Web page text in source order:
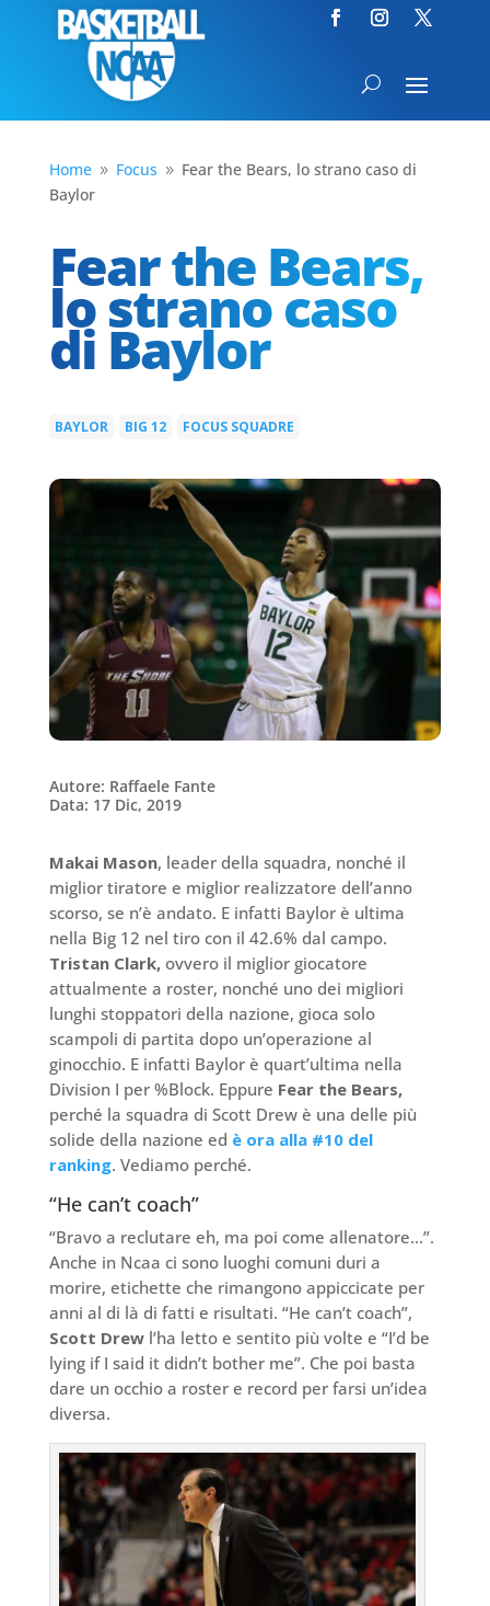
Home 9 Focus 9 Fear the Bears, lo strano caso di
Baylor
Fear the Bears,
lo strano caso
di Baylor
BAYLOR BIG 12 FOCUS SQUADRE
Autore: Raffaele Fante
Data: 17 Dic, 2019
Makai Mason, leader della squadra, nonché il
miglior tiratore e miglior realizzatore dell’anno
scorso, se n’è andato. E infatti Baylor è ultima
nella Big 12 nel tiro con il 42.6% dal campo.
Tristan Clark,ovvero il miglior giocatore
attualmente a roster, nonché uno dei migliori
lunghi stoppatori della nazione, gioca solo
scampoli di partita dopo un’operazione al
ginocchio. E infatti Baylor è quart’ultima nella
Division I per %Block. Eppure Fear the Bears,
perché la squadra di Scott Drew è una delle più
solide della nazione ed è ora alla #10 del
ranking. Vediamo perché.
“He can’t coach”
“Bravo a reclutare eh, ma poi come allenatore…”.
Anche in Ncaa ci sono luoghi comuni duri a
morire, etichette che rimangono appiccicate per
anni al di là di fatti e risultati. “He can’t coach”,
Scott Drewl’ha letto e sentito più volte e “I’d be
lying if I said it didn’t bother me”. Che poi basta
dare un occhio a roster e record per farsi un’idea
diversa.